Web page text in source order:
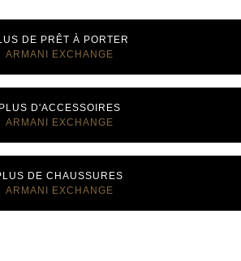
155,00€.77,00€.
DE PRÊT À PORTER
ARMANI EXCHANGE
PLUS D'ACCESSOIRES
ARMANI EXCHANGE
DE CHAUSSURES
ARMANI EXCHANGE